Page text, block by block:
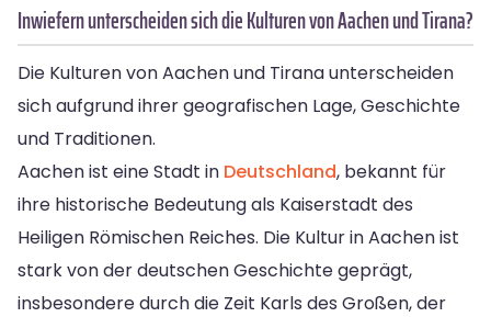
Inwiefern unterscheiden sich die Kulturen von Aachen und Tirana?
Die Kulturen von Aachen und Tirana unterscheiden
sich aufgrund ihrer geografischen Lage, Geschichte
und Traditionen.
Aachen ist eine Stadt in Deutschland, bekannt für
ihre historische Bedeutung als Kaiserstadt des
Heiligen Römischen Reiches. Die Kultur in Aachen ist
stark von der deutschen Geschichte geprägt,
insbesondere durch die Zeit Karls des Großen, der